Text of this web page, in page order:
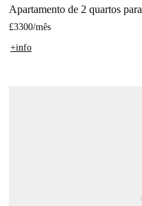
Apartamento de 2 quartos
£3300/mês
+info